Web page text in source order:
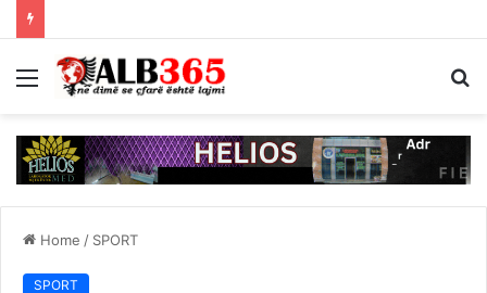
Menu
Home / SPORT
SPORT